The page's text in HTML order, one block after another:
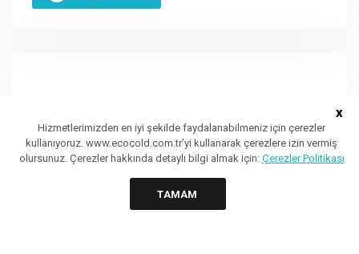
x
Hizmetlerimizden en iyi şekilde faydalanabilmeniz için çerezler
kullanıyoruz. www.ecocold.com.tr’yi kullanarak çerezlere izin vermiş
olursunuz. Çerezler hakkında detaylı bilgi almak için: Çerezler Politikası
TAMAM